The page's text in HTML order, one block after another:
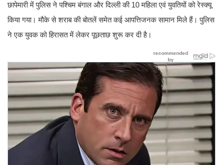
छापेमारी में पुलिस ने पश्चिम बंगाल और दिल्ली की 10 महिला एवं युवतियों को रेस्क्यू
किया गया। मौके से शराब की बोतलें समेत कई आपत्तिजनक सामान मिले हैं। पुलिस
ने एक युवक को हिरासत में लेकर पूछताछ शुरू कर दी है।